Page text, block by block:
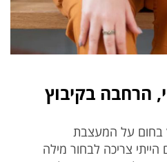
הרחבה בקיבוץ
בחום על המעצבת
צריכה לבחור מילה